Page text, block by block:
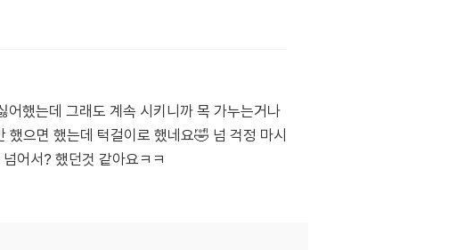
했는데 그래도 계속 시키니까 목 가누는거나
으면 했는데 턱걸이로 했네요🤣 넘 걱정 마시
어서? 했던것 같아요ㅋㅋ